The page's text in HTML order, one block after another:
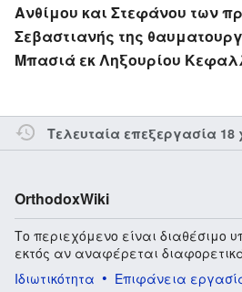
Ανθίμου και Στεφάνου των
Σεβαστιανής της
Μπασιά εκ Ληξουρίου
Τελευταία επεξεργασία 18
OrthodoxWiki
Το περιεχόμενο είναι διαθέσιμο
εκτός αν αναφέρεται
Ιδιωτικότητα
Επιφάνεια